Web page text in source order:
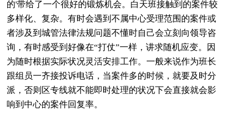
的'带给了一个很好的锻炼机会。白天班接触到的案件较
多样化、复杂。有时会遇到不属中心受理范围的案件或
者涉及到城管法律法规问题不懂时自己会立刻向领导咨
询，有时感受到好像在“打仗”一样，讲求随机应变。因
为随时根据实际状况灵活安排工作。一般来说作为班长
跟组员一齐接投诉电话，当案件多的时候，就要及时分
派，否则区专线就不能即时处理的状况下会直接就会影
响到中心的案件回复率。